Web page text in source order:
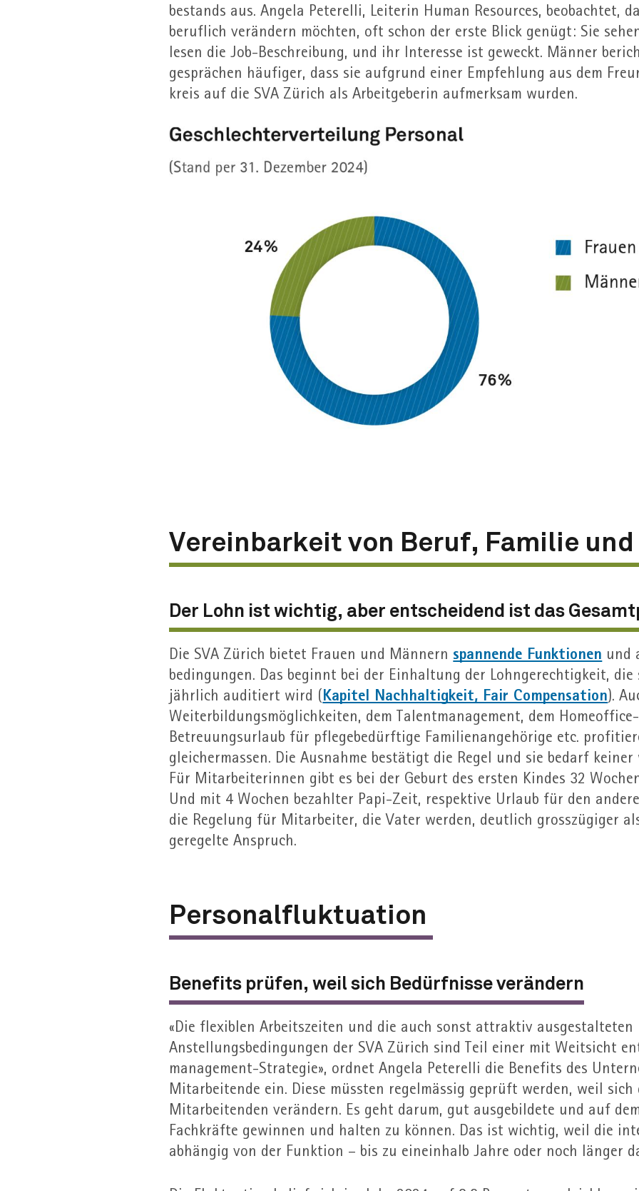
bestands aus. Angela Peterelli, Leiterin Human Resources, beobachtet,
beruflich verändern möchten, oft schon der erste Blick genügt: Sie
lesen die Job-Beschreibung, und ihr Interesse ist geweckt. Männer
gesprächen häufiger, dass sie aufgrund einer Empfehlung aus dem
kreis auf die SVA Zürich als Arbeit­geberin aufmerksam wurden.
Vereinbarkeit von Beruf, Familie
Der Lohn ist wichtig, aber entscheidend ist das
Die SVA Zürich bietet Frauen und Männern spannende Funktionen und
bedingungen. Das beginnt bei der Einhaltung der Lohn­gerechtigkeit, die
jährlich auditiert wird (Kapitel Nachhaltigkeit, Fair Compensation).
Weiterbildungs­möglichkeiten, dem Talent­management, dem
Betreuungs­urlaub für pflege­bedürftige Familien­angehörige etc.
gleicher­massen. Die Ausnahme bestätigt die Regel und sie bedarf
Für Mitarbeiterinnen gibt es bei der Geburt des ersten Kindes 32
Und mit 4 Wochen bezahlter Papi-Zeit, respektive Urlaub für den
die Regelung für Mitarbeiter, die Vater werden, deutlich grosszügiger
geregelte Anspruch.
Personal­fluktuation
Benefits prüfen, weil sich Bedürfnisse verändern
«Die flexiblen Arbeitszeiten und die auch sonst attraktiv ausgestalteten
Anstellungsbedingungen der SVA Zürich sind Teil einer mit Weitsicht
management-Strategie», ordnet Angela Peterelli die Benefits des
Mitarbeitende ein. Diese müssten regel­mässig geprüft werden, weil
Mitarbeitenden verändern. Es geht darum, gut ausgebildete und auf
Fach­kräfte gewinnen und halten zu können. Das ist wichtig, weil die
abhängig von der Funktion – bis zu eineinhalb Jahre oder noch